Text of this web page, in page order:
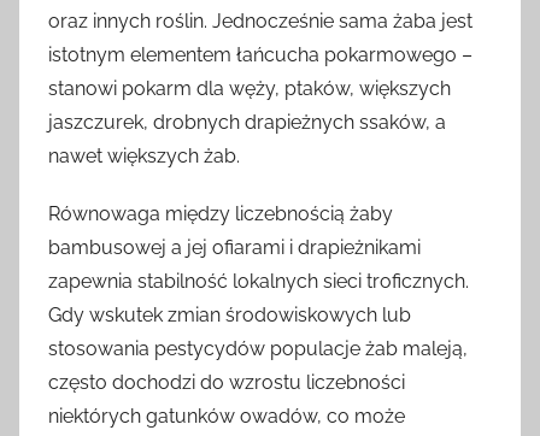
oraz innych roślin. Jednocześnie sama żaba jest
istotnym elementem łańcucha pokarmowego –
stanowi pokarm dla węży, ptaków, większych
jaszczurek, drobnych drapieżnych ssaków, a
nawet większych żab.
Równowaga między liczebnością żaby
bambusowej a jej ofiarami i drapieżnikami
zapewnia stabilność lokalnych sieci troficznych.
Gdy wskutek zmian środowiskowych lub
stosowania pestycydów populacje żab maleją,
często dochodzi do wzrostu liczebności
niektórych gatunków owadów, co może